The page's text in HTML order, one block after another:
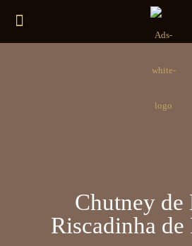
Chutney de
Riscadinha de